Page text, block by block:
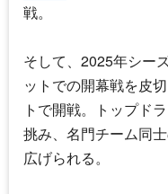
戦。
そして、2025年シー
ットでの開幕戦を皮
トで開戦。トップド
挑み、名門チーム同
広げられる。